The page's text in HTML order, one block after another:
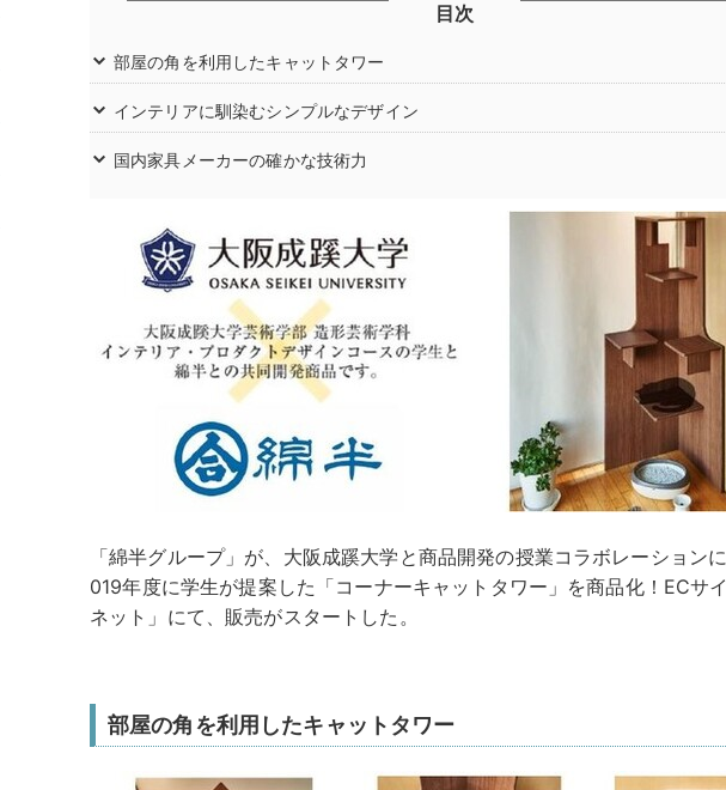
目次
部屋の角を利用したキャットタワー
インテリアに馴染むシンプルなデザイン
国内家具メーカーの確かな技術力
「綿半グループ」が、大阪成蹊大学と商品開発の授業コラボレーション
019年度に学生が提案した「コーナーキャットタワー」を商品化！ECサ
ネット」にて、販売がスタートした。
部屋の角を利用したキャットタワー